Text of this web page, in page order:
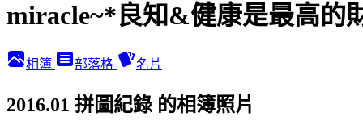
miracle~*良知&健康是最高的
相簿 部落格 名片
2016.01 拼圖紀錄 的相簿照片